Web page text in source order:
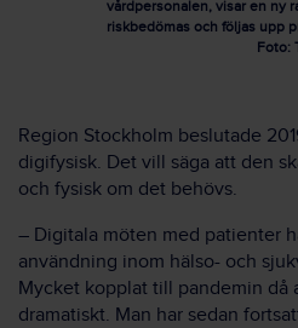
vårdpersonalen, visar en ny
riskbedömas och följas upp
Foto:
Region Stockholm beslutade
digifysisk. Det vill säga att den
och fysisk om det behövs.
– Digitala möten med patienter
användning inom hälso- och
Mycket kopplat till pandemin då
dramatiskt. Man har sedan